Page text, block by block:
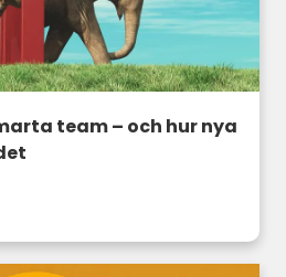
team – och hur nya